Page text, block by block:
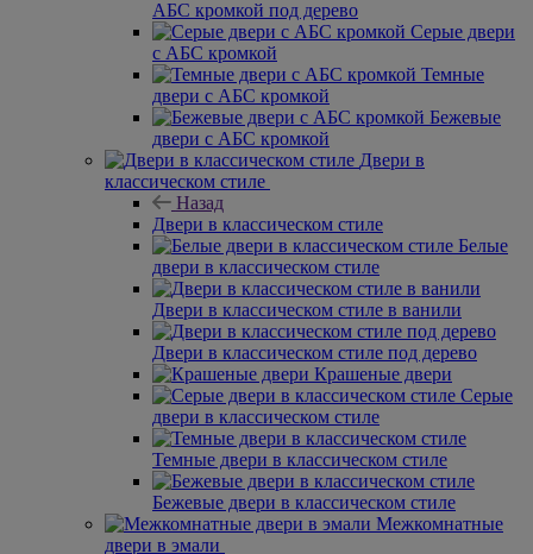
Серые двери с алюминиевой кромкой
Темные двери с алюминиевой кромкой
Бежевые двери с алюминиевой кромкой
Двери с АБС кромкой
Назад
Двери с АБС кромкой
Белые двери с АБС кромкой
Двери с АБС кромкой под дерево
Серые двери с АБС кромкой
Темные двери с АБС кромкой
Бежевые двери с АБС кромкой
Двери в классическом стиле
Назад
Двери в классическом стиле
Белые двери в классическом стиле
Двери в классическом стиле в ванили
Двери в классическом стиле под дерево
Крашеные двери
двери в классическом стиле
Темные двери в классическом стиле